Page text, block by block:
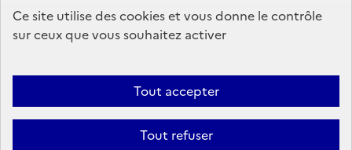
Ce site utilise des cookies et vous donne le contrôle
sur ceux que vous souhaitez activer
Tout accepter
Tout refuser
education.gouv.fr
enseignementsup-recherche.gouv.fr
Accessibilité : partiellement conforme